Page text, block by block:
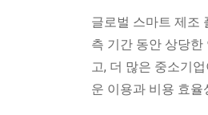
글로벌 스마트 제조
측 기간 동안 상당한
고, 더 많은 중소기
운 이용과 비용 효